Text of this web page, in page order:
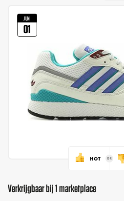
JUN
01
HOT
Verkrijgbaar bij 1 marketplace